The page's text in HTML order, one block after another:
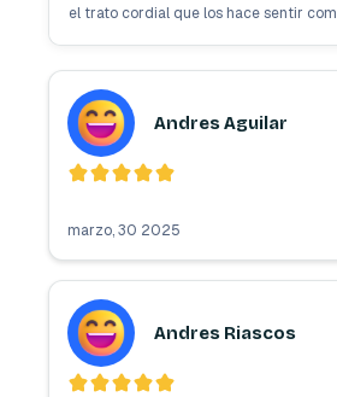
el trato cordial que los hace sentir
Andres Aguilar
marzo, 30 2025
Andres Riascos